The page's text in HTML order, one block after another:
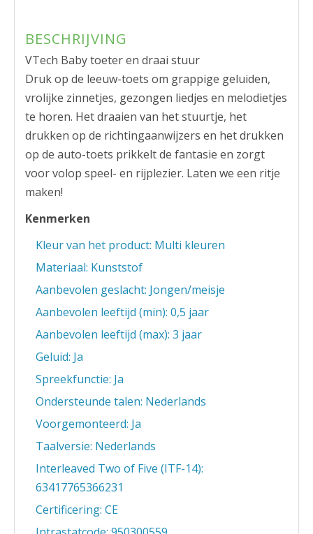
BESCHRIJVING
VTech Baby toeter en draai stuur
Druk op de leeuw-toets om grappige geluiden,
vrolijke zinnetjes, gezongen liedjes en melodietjes
te horen. Het draaien van het stuurtje, het
drukken op de richtingaanwijzers en het drukken
op de auto-toets prikkelt de fantasie en zorgt
voor volop speel- en rijplezier. Laten we een ritje
maken!
Kenmerken
Kleur van het product: Multi kleuren
Materiaal: Kunststof
Aanbevolen geslacht: Jongen/meisje
Aanbevolen leeftijd (min): 0,5 jaar
Aanbevolen leeftijd (max): 3 jaar
Geluid: Ja
Spreekfunctie: Ja
Ondersteunde talen: Nederlands
Voorgemonteerd: Ja
Taalversie: Nederlands
Interleaved Two of Five (ITF-14):
63417765366231
Certificering: CE